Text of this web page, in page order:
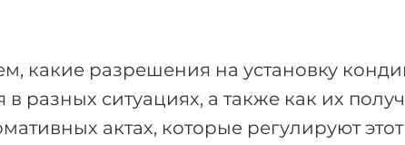
какие разрешения на установку
в разных ситуациях, а также как их
актах, которые регулируют